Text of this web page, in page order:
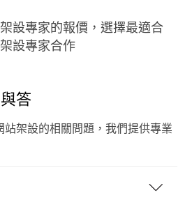
設專家的報價，選擇最適合
設專家合作
答
站架設的相關問題，我們提供專業